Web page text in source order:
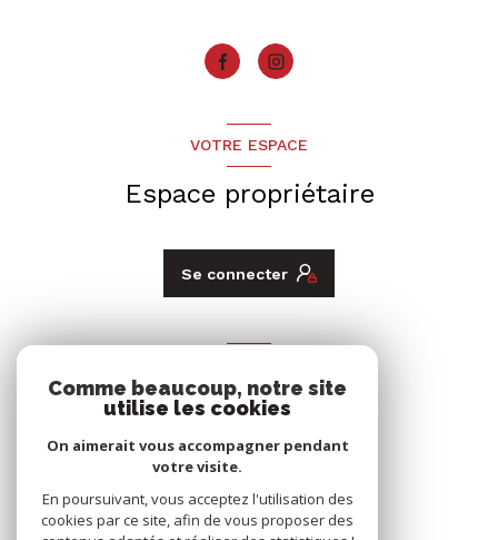
VOTRE ESPACE
Espace propriétaire
Se connecter
Nous adhérons
Comme beaucoup, notre site
utilise les cookies
On aimerait vous accompagner pendant
votre visite.
En poursuivant, vous acceptez l'utilisation des
cookies par ce site, afin de vous proposer des